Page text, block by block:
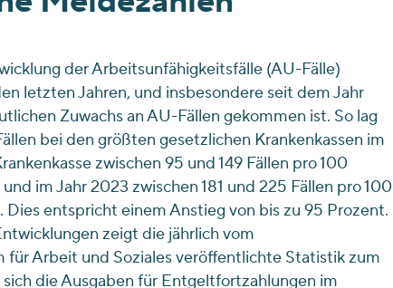
der Arbeitsunfähigkeitsfälle (AU-Fälle)
letzten Jahren, und insbesondere seit dem Jahr
Zuwachs an AU-Fällen gekommen ist. So lag
bei den größten gesetzlichen Krankenkassen im
zwischen 95 und 149 Fällen pro 100
im Jahr 2023 zwischen 181 und 225 Fällen pro 100
Dies entspricht einem Anstieg von bis zu 95 Prozent.
zeigt die jährlich vom
für Arbeit und Soziales veröffentlichte Statistik zum
die Ausgaben für Entgeltfortzahlungen im